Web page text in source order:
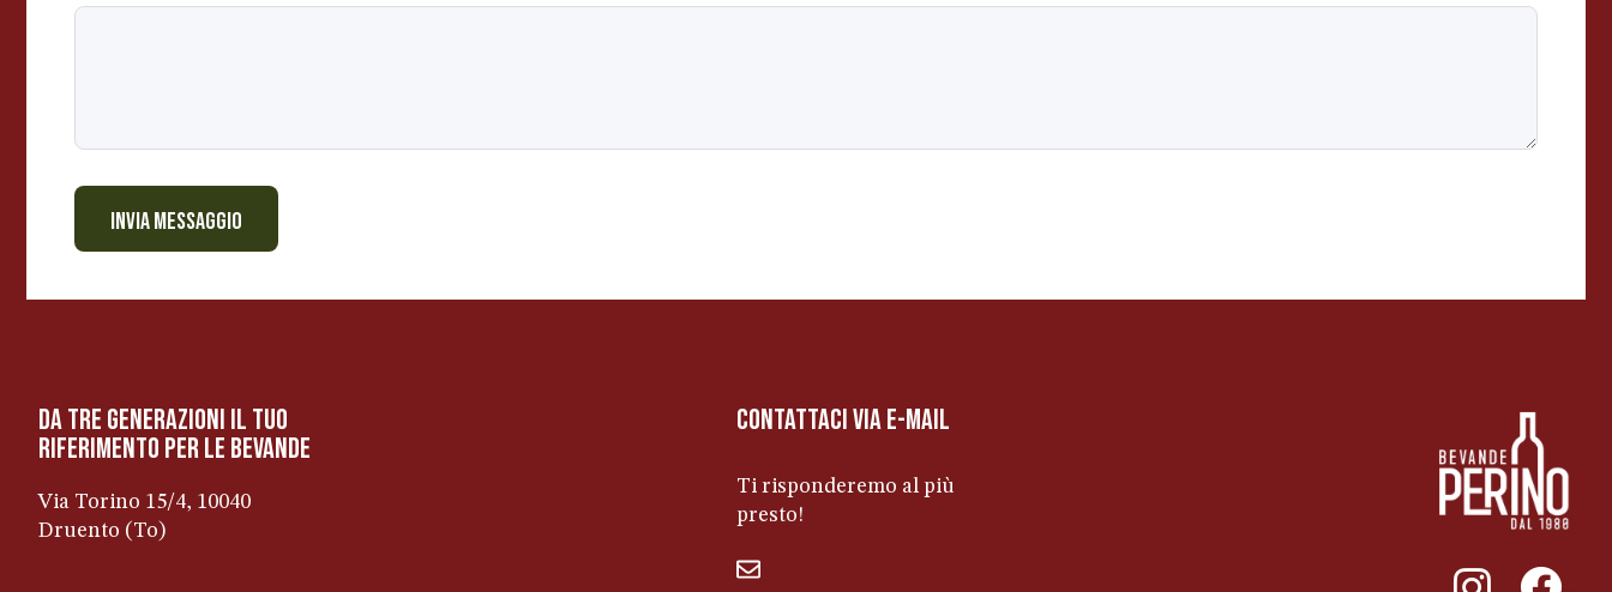
INVIA MESSAGGIO
da tre generazioni il tuo
riferimento per le bevanDe
Via Torino 15/4, 10040
Druento (To)
contattaci via e-mail
Ti risponderemo al più
presto!
011ENTERPRISE.COM